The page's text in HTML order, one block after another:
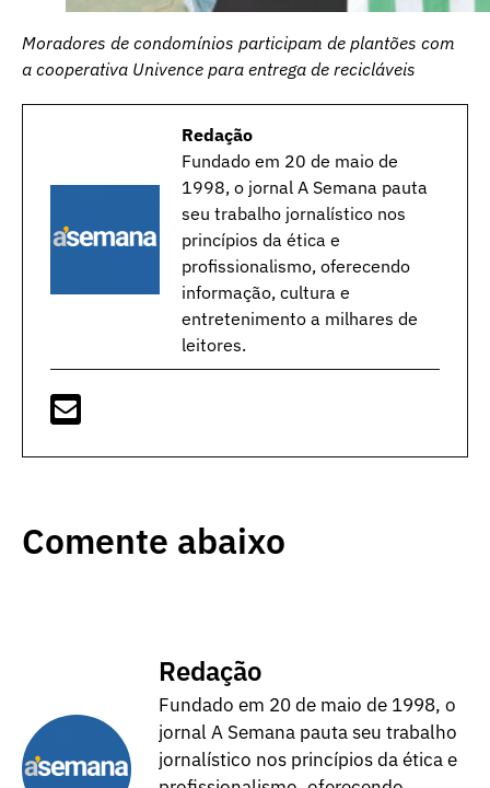
Moradores de condomínios participam de plantões com
a cooperativa Univence para entrega de recicláveis
Redação
Fundado em 20 de maio de
1998, o jornal A Semana pauta
seu trabalho jornalístico nos
princípios da ética e
profissionalismo, oferecendo
informação, cultura e
entretenimento a milhares de
leitores.
Comente abaixo
Redação
Fundado em 20 de maio de 1998, o
jornal A Semana pauta seu trabalho
jornalístico nos princípios da ética e